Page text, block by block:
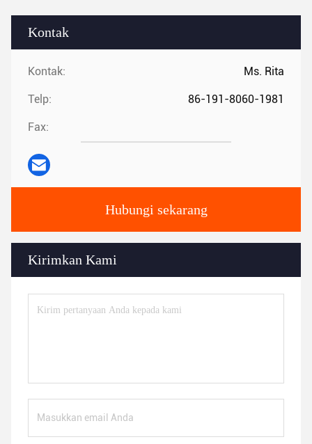
Kontak
Kontak: Ms. Rita
Telp: 86-191-8060-1981
Fax:
Hubungi sekarang
Kirimkan Kami